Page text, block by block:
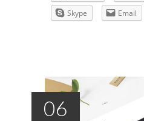
Skype
Email
06